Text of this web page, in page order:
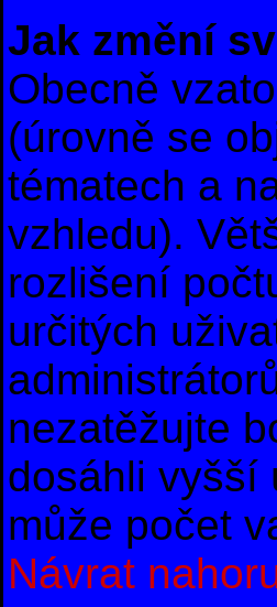
Jak změní
Obecně
(úrovně se
tématech a
vzhledu).
rozlišení
určitých
nezatěžujte
dosáhli vyšší
může počet
Návrat